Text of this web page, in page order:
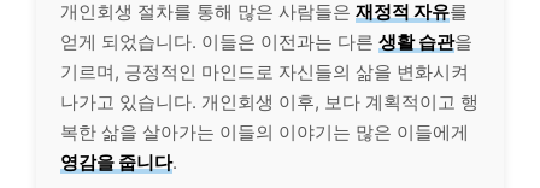
개인회생 절차를 통해 많은 사람들은 재정적 자유를
얻게 되었습니다. 이들은 이전과는 다른 생활 습관을
기르며, 긍정적인 마인드로 자신들의 삶을 변화시켜
나가고 있습니다. 개인회생 이후, 보다 계획적이고 행
복한 삶을 살아가는 이들의 이야기는 많은 이들에게
영감을 줍니다.